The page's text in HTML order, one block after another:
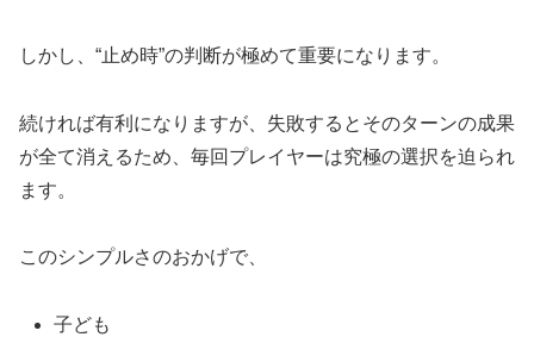
しかし、“止め時”の判断が極めて重要になります。
続ければ有利になりますが、失敗するとそのターンの成果
が全て消えるため、毎回プレイヤーは究極の選択を迫られ
ます。
このシンプルさのおかげで、
子ども